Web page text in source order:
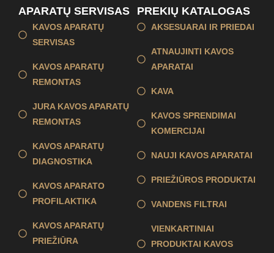
APARATŲ SERVISAS
KAVOS APARATŲ
SERVISAS
KAVOS APARATŲ
REMONTAS
JURA KAVOS APARATŲ
REMONTAS
KAVOS APARATŲ
DIAGNOSTIKA
KAVOS APARATO
PROFILAKTIKA
KAVOS APARATŲ
PRIEŽIŪRA
PREKIŲ KATALOGAS
AKSESUARAI IR PRIEDAI
ATNAUJINTI KAVOS
APARATAI
KAVA
KAVOS SPRENDIMAI
KOMERCIJAI
NAUJI KAVOS APARATAI
PRIEŽIŪROS PRODUKTAI
VANDENS FILTRAI
VIENKARTINIAI
PRODUKTAI KAVOS